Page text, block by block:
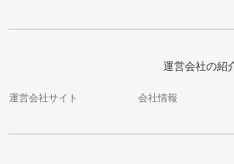
運営会社の紹
運営会社サイト 会社情報